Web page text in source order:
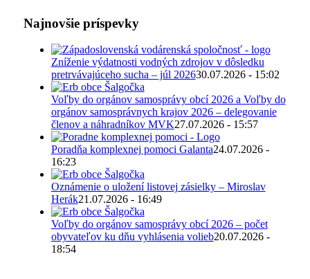
Najnovšie príspevky
Zníženie výdatnosti vodných zdrojov v dôsledku
pretrvávajúceho sucha – júl 202630.07.2026 - 15:02
Voľby do orgánov samosprávy obcí 2026 a Voľby do
orgánov samosprávnych krajov 2026 – delegovanie
členov a náhradníkov MVK27.07.2026 - 15:57
Poradňa komplexnej pomoci Galanta24.07.2026 -
16:23
Oznámenie o uložení listovej zásielky – Miroslav
Herák21.07.2026 - 16:49
Voľby do orgánov samosprávy obcí 2026 – počet
obyvateľov ku dňu vyhlásenia volieb20.07.2026 -
18:54